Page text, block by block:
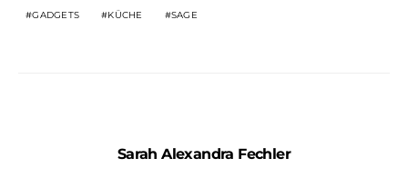
GADGETS KÜCHE SAGE
Sarah Alexandra Fechler